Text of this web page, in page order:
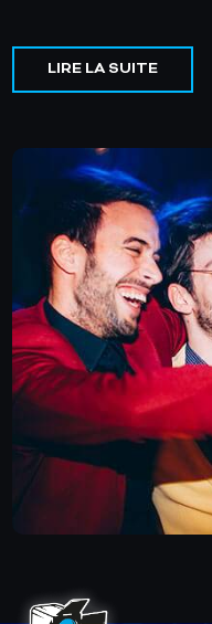
LIRE LA SUITE